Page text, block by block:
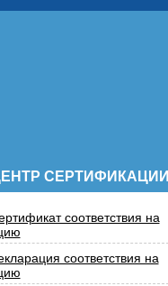
СЕРТИФИКАЦИИ
соответствия на
соответствия на